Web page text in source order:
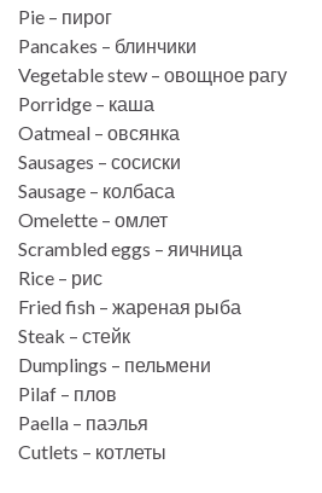
Pie – пирог
Pancakes – блинчики
Vegetable stew – овощное рагу
Porridge – каша
Oatmeal – овсянка
Sausages – сосиски
Sausage – колбаса
Omelette – омлет
Scrambled eggs – яичница
Rice – рис
Fried fish – жареная рыба
Steak – стейк
Dumplings – пельмени
Pilaf – плов
Paella – паэлья
Cutlets – котлеты